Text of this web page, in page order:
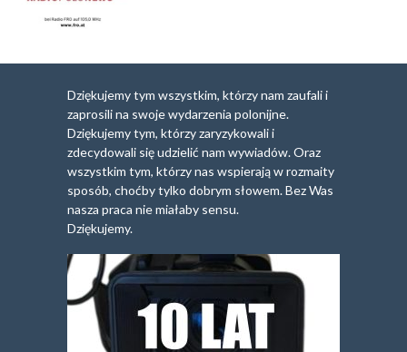
Dziękujemy tym wszystkim, którzy nam zaufali i
zaprosili na swoje wydarzenia polonijne.
Dziękujemy tym, którzy zaryzykowali i
zdecydowali się udzielić nam wywiadów. Oraz
wszystkim tym, którzy nas wspierają w rozmaity
sposób, choćby tylko dobrym słowem. Bez Was
nasza praca nie miałaby sensu.
Dziękujemy.